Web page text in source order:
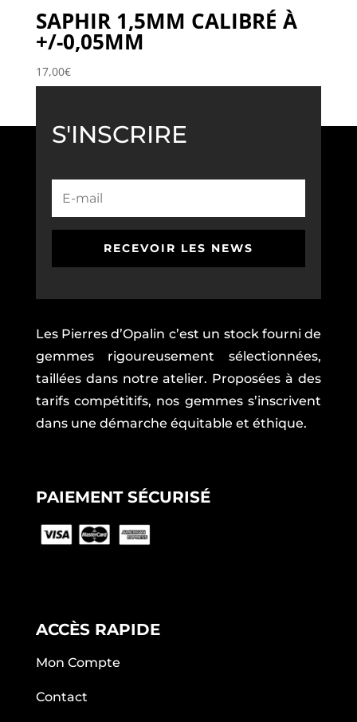
SAPHIR 1,5MM CALIBRÉ À
+/-0,05MM
17,00€
S'INSCRIRE
RECEVOIR LES NEWS
Les Pierres d’Opalin c’est un stock fourni de
gemmes rigoureusement sélectionnées,
taillées dans notre atelier. Proposées à des
tarifs compétitifs, nos gemmes s’inscrivent
dans une démarche équitable et éthique.
PAIEMENT SÉCURISÉ
ACCÈS RAPIDE
Mon Compte
Contact